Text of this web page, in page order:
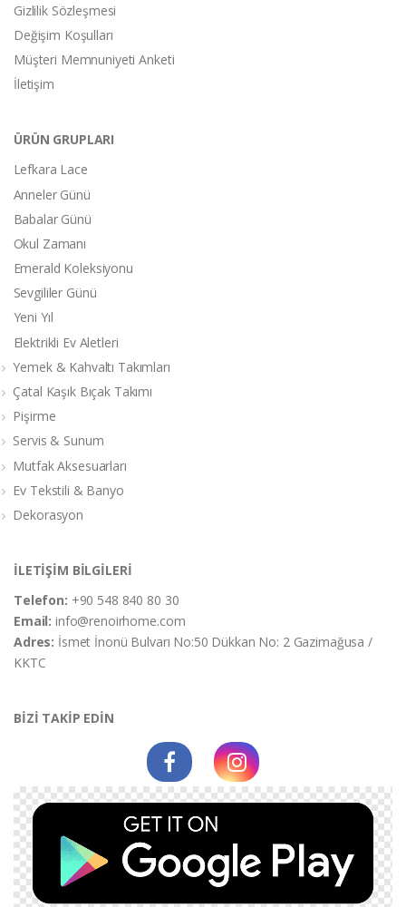
Gizlilik Sözleşmesi
Değişim Koşulları
Müşteri Memnuniyeti Anketi
İletişim
ÜRÜN GRUPLARI
Lefkara Lace
Anneler Günü
Babalar Günü
Okul Zamanı
Emerald Koleksiyonu
Sevgililer Günü
Yeni Yıl
Elektrikli Ev Aletleri
Yemek & Kahvaltı Takımları
Çatal Kaşık Bıçak Takımı
Pişirme
Servis & Sunum
Mutfak Aksesuarları
Ev Tekstili & Banyo
Dekorasyon
İLETİŞİM BİLGİLERİ
Telefon: +90 548 840 80 30
Email:info@renoirhome.com
Adres: İsmet İnonü Bulvarı No:50 Dükkan No: 2 Gazimağusa /
KKTC
BİZİ TAKİP EDİN